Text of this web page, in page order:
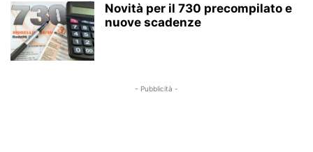
Novità per il 730 precompilato e
nuove scadenze
- Pubblicità -